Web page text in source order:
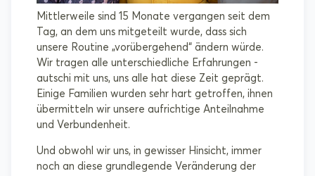
Mittlerweile sind 15 Monate vergangen seit dem
Tag, an dem uns mitgeteilt wurde, dass sich
unsere Routine „vorübergehend“ ändern würde.
Wir tragen alle unterschiedliche Erfahrungen -
autschi mit uns, uns alle hat diese Zeit geprägt.
Einige Familien wurden sehr hart getroffen, ihnen
übermitteln wir unsere aufrichtige Anteilnahme
und Verbundenheit.
Und obwohl wir uns, in gewisser Hinsicht, immer
noch an diese grundlegende Veränderung der